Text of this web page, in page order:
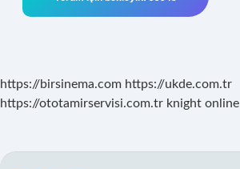
https://birsinema.com https://ukde.com.tr
https://ototamirservisi.com.tr knight online